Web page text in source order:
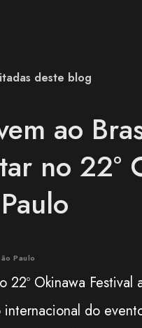
deste blog
ao
no 22º
Paulo
22º Okinawa
do